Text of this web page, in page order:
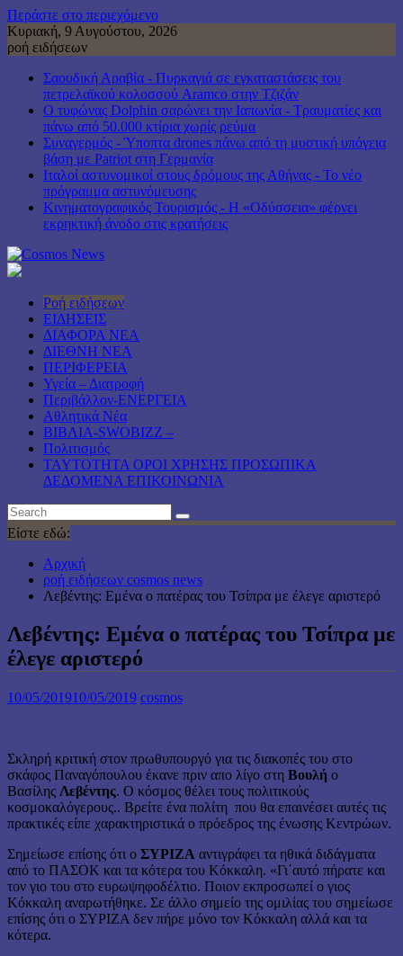
Περάστε στο περιεχόμενο
Κυριακή, 9 Αυγούστου, 2026
ροή ειδήσεων
Σαουδική Αραβία - Πυρκαγιά σε εγκαταστάσεις του
πετρελαϊκού κολοσσού Aramco στην Τζιζάν
Ο τυφώνας Dolphin σαρώνει την Ιαπωνία - Τραυματίες και
πάνω από 50.000 κτίρια χωρίς ρεύμα
Συναγερμός - Ύποπτα drones πάνω από τη μυστική υπόγεια
βάση με Patriot στη Γερμανία
Ιταλοί αστυνομικοί στους δρόμους της Αθήνας - Το νέο
πρόγραμμα αστυνόμευσης
Κινηματογραφικός Τουρισμός - Η «Οδύσσεια» φέρνει
εκρηκτική άνοδο στις κρατήσεις
Ροή ειδήσεων
ΕΙΔΗΣΕΙΣ
ΔΙΑΦΟΡΑ ΝΕΑ
ΔΙΕΘΝΗ ΝΕΑ
ΠΕΡΙΦΕΡΕΙΑ
Υγεία – Διατροφή
Περιβάλλον-ΕΝΕΡΓΕΙΑ
Αθλητικά Νέα
ΒΙΒΛΙΑ-SWOBIZZ –
Πολιτισμός
TAYTOTHTA ΟΡΟΙ ΧΡΗΣΗΣ ΠΡΟΣΩΠΙΚΑ
ΔΕΔΟΜΕΝΑ ΕΠΙΚΟΙΝΩΝΙΑ
Είστε εδώ:
Αρχική
ροή ειδήσεων cosmos news
Λεβέντης: Εμένα ο πατέρας του Τσίπρα με έλεγε αριστερό
Λεβέντης: Εμένα ο πατέρας του Τσίπρα με
έλεγε αριστερό
10/05/201910/05/2019 cosmos
Σκληρή κριτική στον πρωθυπουργό για τις διακοπές του στο
σκάφος Παναγόπουλου έκανε πριν απο λίγο στη Βουλή ο
Βασίλης Λεβέντης. Ο κόσμος θέλει τους πολιτικούς
κοσμοκαλόγερους.. Βρείτε ένα πολίτη που θα επαινέσει αυτές τις
πρακτικές είπε χαρακτηριστικά ο πρόεδρος της ένωσης Κεντρώων.
Σημείωσε επίσης ότι ο ΣΥΡΙΖΑ αντιγράφει τα ηθικά διδάγματα
από το ΠΑΣΟΚ και τα κότερα του Κόκκαλη. «Γι΄αυτό πήρατε και
τον γιο του στο ευρωψηφοδέλτιο. Ποιον εκπροσωπεί ο γιος
Κόκκαλη αναρωτήθηκε. Σε άλλο σημείο της ομιλίας του σημείωσε
επίσης ότι ο ΣΥΡΙΖΑ δεν πήρε μόνο τον Κόκκαλη αλλά και τα
κότερα.